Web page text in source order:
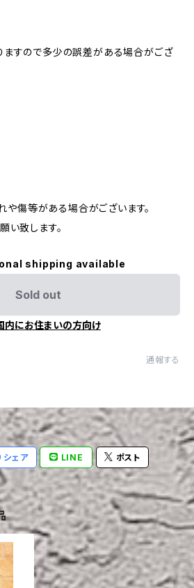
すので多少の誤差がある場合がござ
や傷等がある場合がございます。
い致します。
shipping available
Sold out
内にお住まいの方向け
通報する
シェア LINE ポスト